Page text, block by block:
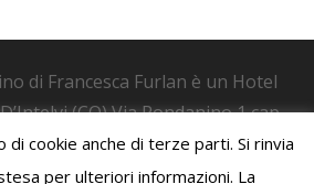
di Francesca Furlan è un Hotel
(CO) Via Rondanino 1 cap
| Pec: ilrondanino@pec.it |
sito sono utilizzate su licenza di
cookie anche di terze parti. Si rinvia
per ulteriori informazioni. La